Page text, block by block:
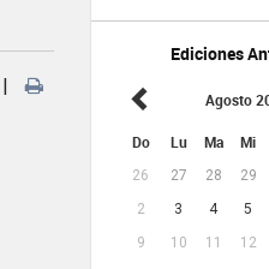
Ediciones
Agosto
Do Lu Ma Mi
26 27 28 29
2
3 4 5
9
10 11 12
|